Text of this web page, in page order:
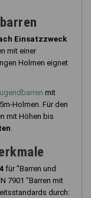
Einsatzzweck
mit einer
Holmen eignet
mit
Holmen. Für den
mit Höhen bis
.
für "Barren und
7901 "Barren mit
durch: